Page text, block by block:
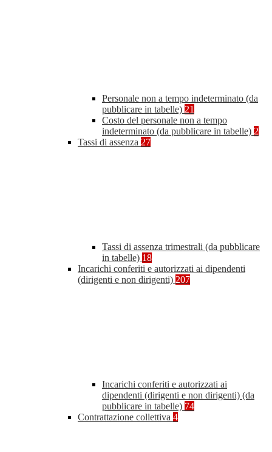
Personale non a tempo indeterminato (da
pubblicare in tabelle) 21
Costo del personale non a tempo
indeterminato (da pubblicare in tabelle) 2
Tassi di assenza 27
Tassi di assenza trimestrali (da pubblicare
in tabelle) 18
Incarichi conferiti e autorizzati ai dipendenti
(dirigenti e non dirigenti) 207
Incarichi conferiti e autorizzati ai
dipendenti (dirigenti e non dirigenti) (da
pubblicare in tabelle) 74
Contrattazione collettiva 4